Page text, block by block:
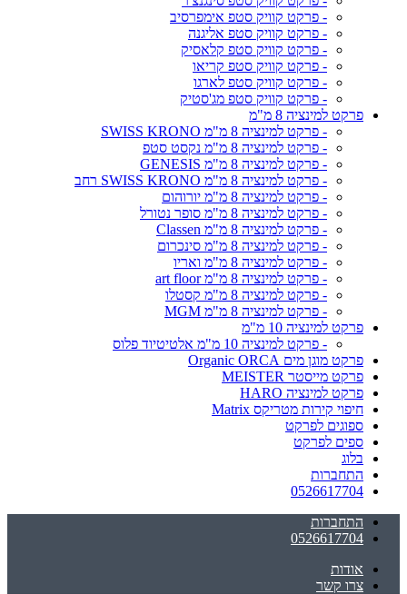
- פרקט קוויק סטפ אימפרסיב
- פרקט קוויק סטפ אליגנה
- פרקט קוויק סטפ קלאסיק
- פרקט קוויק סטפ קריאו
- פרקט קוויק סטפ לארגו
- פרקט קוויק סטפ מג'סטיק
פרקט למינציה 8 מ"מ
- פרקט למינציה 8 מ"מ SWISS KRONO
- פרקט למינציה 8 מ"מ נקסט סטפ
- פרקט למינציה 8 מ"מ GENESIS
- פרקט למינציה 8 מ"מ SWISS KRONO רחב
- פרקט למינציה 8 מ"מ יורוהום
- פרקט למינציה 8 מ"מ סופר נטורל
- פרקט למינציה 8 מ"מ Classen
- פרקט למינציה 8 מ"מ סינכרום
- פרקט למינציה 8 מ"מ ואריו
- פרקט למינציה 8 מ"מ art floor
- פרקט למינציה 8 מ"מ קסטלו
- פרקט למינציה 8 מ"מ MGM
פרקט למינציה 10 מ"מ
- פרקט למינציה 10 מ"מ אלטיטיוד פלוס
פרקט מוגן מים Organic ORCA
פרקט מייסטר MEISTER
פרקט למינציה HARO
חיפוי קירות מטריקס Matrix
ספוגים לפרקט
ספים לפרקט
בלוג
התחברות
0526617704
התחברות
0526617704
אודות
צרו קשר